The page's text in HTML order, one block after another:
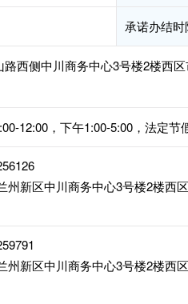
承诺办结时
路西侧中川商务中心3号楼2楼西
12:00，下午1:00-5:00，法定
州新区中川商务中心3号楼2楼西
州新区中川商务中心3号楼2楼西